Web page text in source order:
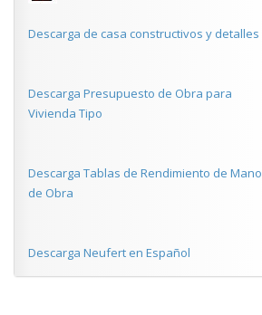
Descarga de casa constructivos y detalles
Descarga Presupuesto de Obra para
Vivienda Tipo
Descarga Tablas de Rendimiento de Mano
de Obra
Descarga Neufert en Español